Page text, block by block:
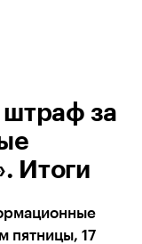
штраф за
Итоги
пятницы, 17